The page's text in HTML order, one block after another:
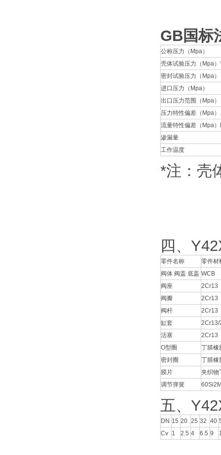
GB 国标
公称压力（Mpa）
壳体试验压力（Mpa
密封试验压力（Mpa）
进口压力（Mpa）
出口压力范围（Mpa）
压力特性偏差（Mpa
流量特性偏差（Mpa
渗漏量
工作温度
*注：壳
四、
零件名称
零件
阀体 阀盖 底盖 WCB
阀座
2Cr13
阀瓣
2Cr13
阀杆
2Cr13
缸套
活塞
2Cr13
O型圈
丁腈
密封圈
丁腈
膜片
夹织
调节弹簧
五、
DN 15 20 25 32 40
Cv 1 2.5 4 6.5 9